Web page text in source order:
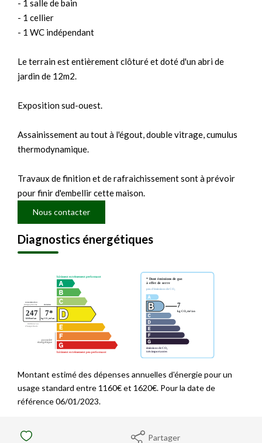
- 1 salle de bain
- 1 cellier
- 1 WC indépendant
Le terrain est entièrement clôturé et doté d'un abri de
jardin de 12m2.
Exposition sud-ouest.
Assainissement au tout à l'égout, double vitrage, cumulus
thermodynamique.
Travaux de finition et de rafraichissement sont à prévoir
pour finir d'embellir cette maison.
Nous contacter
Diagnostics énergétiques
Montant estimé des dépenses annuelles d'énergie pour un
usage standard entre 1160€ et 1620€. Pour la date de
référence 06/01/2023.
Partager